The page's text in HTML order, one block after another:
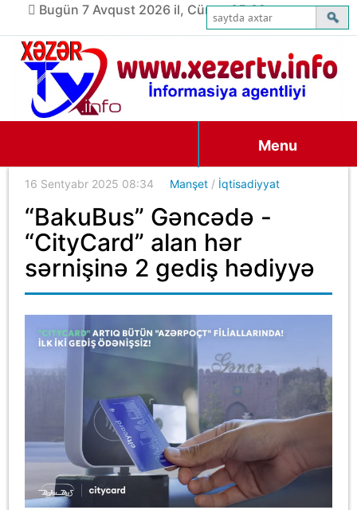
Bugün 7 Avqust 2026 il, Cümə, 05:02
Menu
16 Sentyabr 2025 08:34 Manşet / İqtisadiyyat
“BakuBus” Gəncədə -
“CityCard” alan hər
sərnişinə 2 gediş hədiyyə